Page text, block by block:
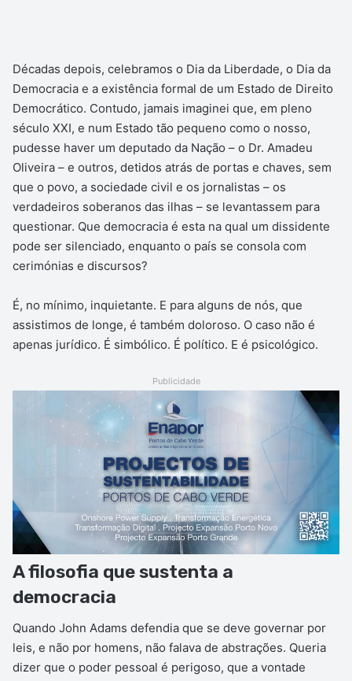
Décadas depois, celebramos o Dia da Liberdade, o Dia da
Democracia e a existência formal de um Estado de Direito
Democrático. Contudo, jamais imaginei que, em pleno
século XXI, e num Estado tão pequeno como o nosso,
pudesse haver um deputado da Nação – o Dr. Amadeu
Oliveira – e outros, detidos atrás de portas e chaves, sem
que o povo, a sociedade civil e os jornalistas – os
verdadeiros soberanos das ilhas – se levantassem para
questionar. Que democracia é esta na qual um dissidente
pode ser silenciado, enquanto o país se consola com
cerimónias e discursos?
É, no mínimo, inquietante. E para alguns de nós, que
assistimos de longe, é também doloroso. O caso não é
apenas jurídico. É simbólico. É político. E é psicológico.
Publicidade
A filosofia que sustenta a
democracia
Quando John Adams defendia que se deve governar por
leis, e não por homens, não falava de abstrações. Queria
dizer que o poder pessoal é perigoso, que a vontade